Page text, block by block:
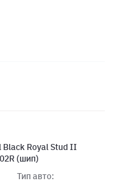
Royal Stud II
(шип)
Тип авто: